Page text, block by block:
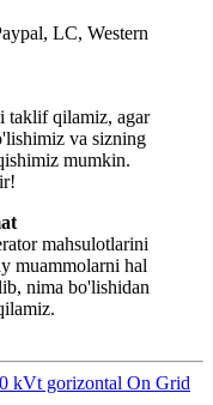
LC, Western
taklif qilamiz, agar
va sizning
mumkin.
mahsulotlarini
muammolarni hal
nima bo'lishidan
kVt gorizontal On Grid